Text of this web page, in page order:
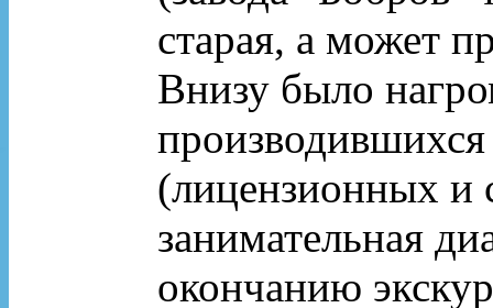
старая, а может
Внизу было
производившихся
(лицензионных и
занимательная
окончанию